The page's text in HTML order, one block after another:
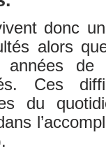
donc
alors
années
Ces
du